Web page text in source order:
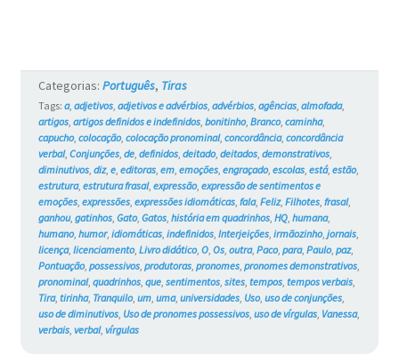
Categorias: Português, Tiras
Tags: a, adjetivos, adjetivos e advérbios, advérbios, agências, almofada,
artigos, artigos definidos e indefinidos, bonitinho, Branco, caminha,
capucho, colocação, colocação pronominal, concordância, concordância
verbal, Conjunções, de, definidos, deitado, deitados, demonstrativos,
diminutivos, diz, e, editoras, em, emoções, engraçado, escolas, está, estão,
estrutura, estrutura frasal, expressão, expressão de sentimentos e
emoções, expressões, expressões idiomáticas, fala, Feliz, Filhotes, frasal,
ganhou, gatinhos, Gato, Gatos, história em quadrinhos, HQ, humana,
humano, humor, idiomáticas, indefinidos, Interjeições, irmãozinho, jornais,
licença, licenciamento, Livro didático, O, Os, outra, Paco, para, Paulo, paz,
Pontuação, possessivos, produtoras, pronomes, pronomes demonstrativos,
pronominal, quadrinhos, que, sentimentos, sites, tempos, tempos verbais,
Tira, tirinha, Tranquilo, um, uma, universidades, Uso, uso de conjunções,
uso de diminutivos, Uso de pronomes possessivos, uso de vírgulas, Vanessa,
verbais, verbal, vírgulas